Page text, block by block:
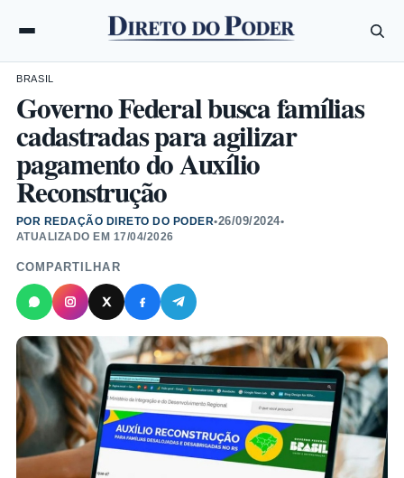
BRASIL
Governo Federal busca famílias
cadastradas para agilizar
pagamento do Auxílio
Reconstrução
POR REDAÇÃO DIRETO DO PODER•26/09/2024•
ATUALIZADO EM 17/04/2026
COMPARTILHAR